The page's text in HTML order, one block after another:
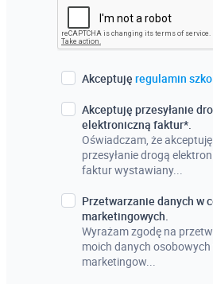
Akceptuję regulamin
Akceptuję przesyłanie
elektroniczną faktur*.
Oświadczam, że akceptuję
przesyłanie drogą
faktur wystawiany...
Przetwarzanie danych w
marketingowych.
Wyrażam zgodę na
moich danych osobowych
marketingow...
Czechy